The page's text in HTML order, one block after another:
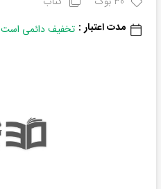
مدت اعتبار : تخفیف دائمی است